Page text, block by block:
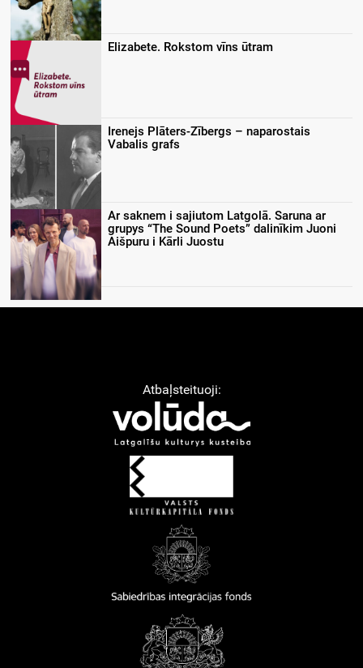
Elizabete. Rokstom vīns ūtram
Irenejs Plāters-Zībergs – naparostais
Vabalis grafs
Ar saknem i sajiutom Latgolā. Saruna ar
grupys “The Sound Poets” dalinīkim Juoni
Aišpuru i Kārli Juostu
Atbaļsteituoji: